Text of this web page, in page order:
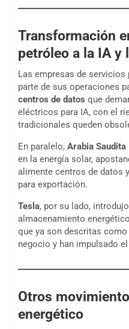
Transformación
petróleo a la IA y
Las empresas de
parte de sus operaciones
centros de datos que
eléctricos para IA, con el
tradicionales queden
En paralelo, Arabia Saudita
en la energía solar,
alimente centros de datos
para exportación.
Tesla, por su lado,
almacenamiento
que ya son descritas como
negocio y han impulsado
Otros
energético